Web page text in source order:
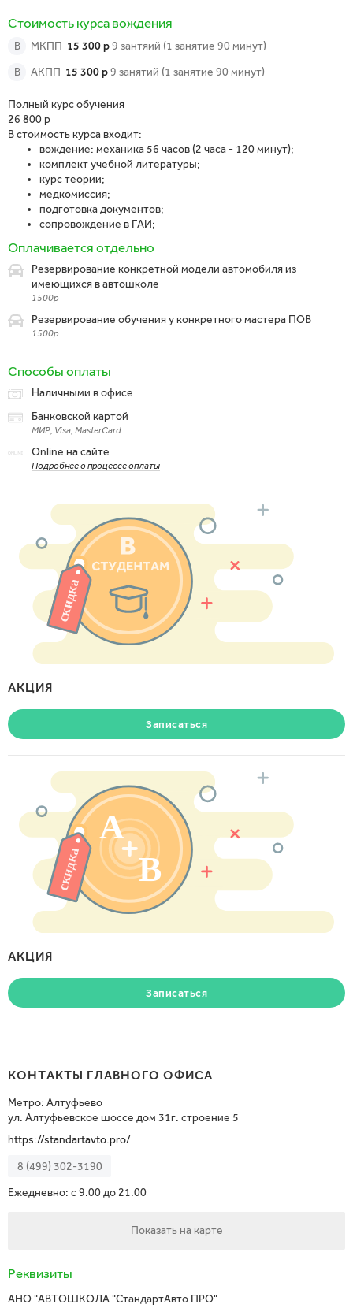
Стоимость курса вождения
В МКПП 15 300 р9 зантяий (1 занятие 90 минут)
В
АКПП 15 300 р9 занятий (1 занятие 90 минут)
Полный курс обучения
26 800 р
В стоимость курса входит:
вождение: механика 56 часов (2 часа - 120 минут);
комплект учебной литературы;
курс теории;
медкомиссия;
подготовка документов;
сопровождение в ГАИ;
Оплачивается отдельно
Резервирование конкретной модели автомобиля из
имеющихся в автошколе
1500р
Резервирование обучения у конкретного мастера ПОВ
1500р
Способы оплаты
Наличными в офисе
Банковской картой
МИР, Visa, MasterCard
Online на сайте
Подробнее о процессе оплаты
АКЦИЯ
Записаться
АКЦИЯ
Записаться
КОНТАКТЫ ГЛАВНОГО ОФИСА
Метро: Алтуфьево
ул. Алтуфьевское шоссе дом 31г. строение 5
https://standartavto.pro/
8 (499) 302-3190
Ежедневно: c 9.00 до 21.00
Показать на карте
Реквизиты
АНО "АВТОШКОЛА "СтандартАвто ПРО"